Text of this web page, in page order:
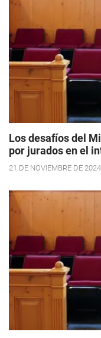
Los desafíos del
por jurados en el
21 DE NOVIEMBRE DE